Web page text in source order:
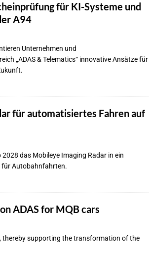
für KI-Systeme und
A94
Unternehmen und
„ADAS & Telematics“ innovative Ansätze für
für automatisiertes Fahren auf
das Mobileye Imaging Radar in ein
für Autobahnfahrten.
ADAS for MQB cars
thereby supporting the transformation of the